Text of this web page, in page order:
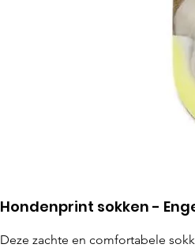
Hondenprint sokken -
Deze zachte en comfortabele